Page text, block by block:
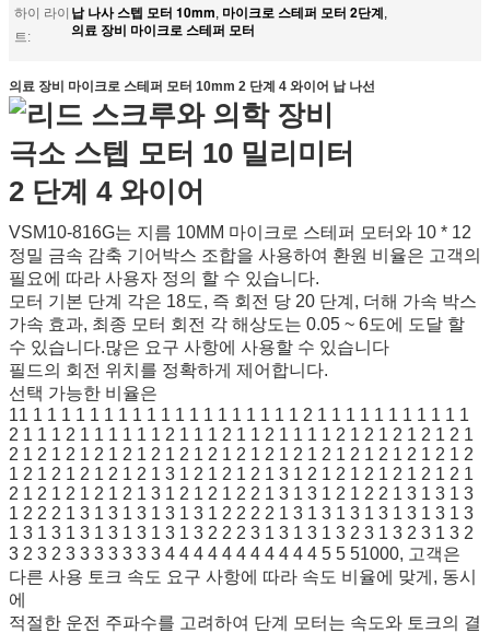
하이 라이
트:
납 나사 스텝 모터 10mm, 마이크로 스테퍼 모터 2단계,
의료 장비 마이크로 스테퍼 모터
의료 장비 마이크로 스테퍼 모터 10mm 2 단계 4 와이어 납 나선
VSM10-816G는 지름 10MM 마이크로 스테퍼 모터와 10 * 12
정밀 금속 감축 기어박스 조합을 사용하여 환원 비율은 고객의
필요에 따라 사용자 정의 할 수 있습니다.
모터 기본 단계 각은 18도, 즉 회전 당 20 단계, 더해 가속 박스
가속 효과, 최종 모터 회전 각 해상도는 0.05 ~ 6도에 도달 할
수 있습니다.많은 요구 사항에 사용할 수 있습니다
필드의 회전 위치를 정확하게 제어합니다.
선택 가능한 비율은
11 1 1 1 1 1 1 1 1 1 1 1 1 1 1 1 1 1 1 1 2 1 1 1 1 1 1 1 1 1 1 1
2 1 1 1 2 1 1 1 1 1 1 2 1 1 1 2 1 1 2 1 1 1 1 2 1 2 1 2 1 2 1 2 1
2 1 2 1 2 1 2 1 2 1 2 1 2 1 2 1 2 1 2 1 2 1 2 1 2 1 2 1 2 1 2 1 2
1 2 1 2 1 2 1 2 1 2 1 3 1 2 1 2 1 2 1 3 1 2 1 2 1 2 1 2 1 2 1 2 1
2 1 2 1 2 1 2 1 2 1 3 1 2 1 2 1 2 2 1 3 1 3 1 2 1 2 2 1 3 1 3 1 3
1 2 2 2 1 3 1 3 1 3 1 3 1 3 1 2 2 2 2 1 3 1 3 1 3 1 3 1 3 1 3 1 3
1 3 1 3 1 3 1 3 1 3 1 3 1 3 2 2 2 3 1 3 1 3 1 3 2 3 1 3 2 3 1 3 2
3 2 3 2 3 3 3 3 3 3 3 4 4 4 4 4 4 4 4 4 4 4 5 5 51000, 고객은
다른 사용 토크 속도 요구 사항에 따라 속도 비율에 맞게, 동시
에
적절한 운전 주파수를 고려하여 단계 모터는 속도와 토크의 결